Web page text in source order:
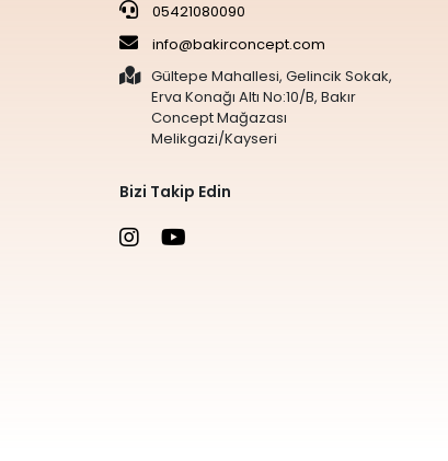
05421080090
info@bakirconcept.com
Gültepe Mahallesi, Gelincik Sokak,
Erva Konağı Altı No:10/B, Bakır
Concept Mağazası
Melikgazi/Kayseri
Bizi Takip Edin